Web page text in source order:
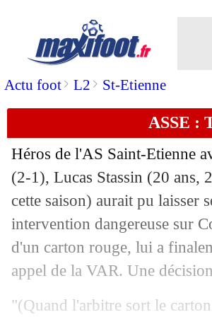
Actu foot> L2 > St-Etienne
ASSE :
Héros de l'AS Saint-Etienne
(2-1), Lucas Stassin (20 ans,
cette saison) aurait pu laisser
intervention dangereuse sur
d'un carton rouge, lui a
appel de la VAR. Une
"(Quand l'arbitre sort le
Milan: départ
21/04 Leverkusen
21/04 ASSE: Horneland
21/04 ASSE-OL: le
21/04 Leverkusen: le titre,
21/04 Lyon : Descamps n'a
21/04 Ita.: le pape est mort,
21/04 VIDEO: un drôle